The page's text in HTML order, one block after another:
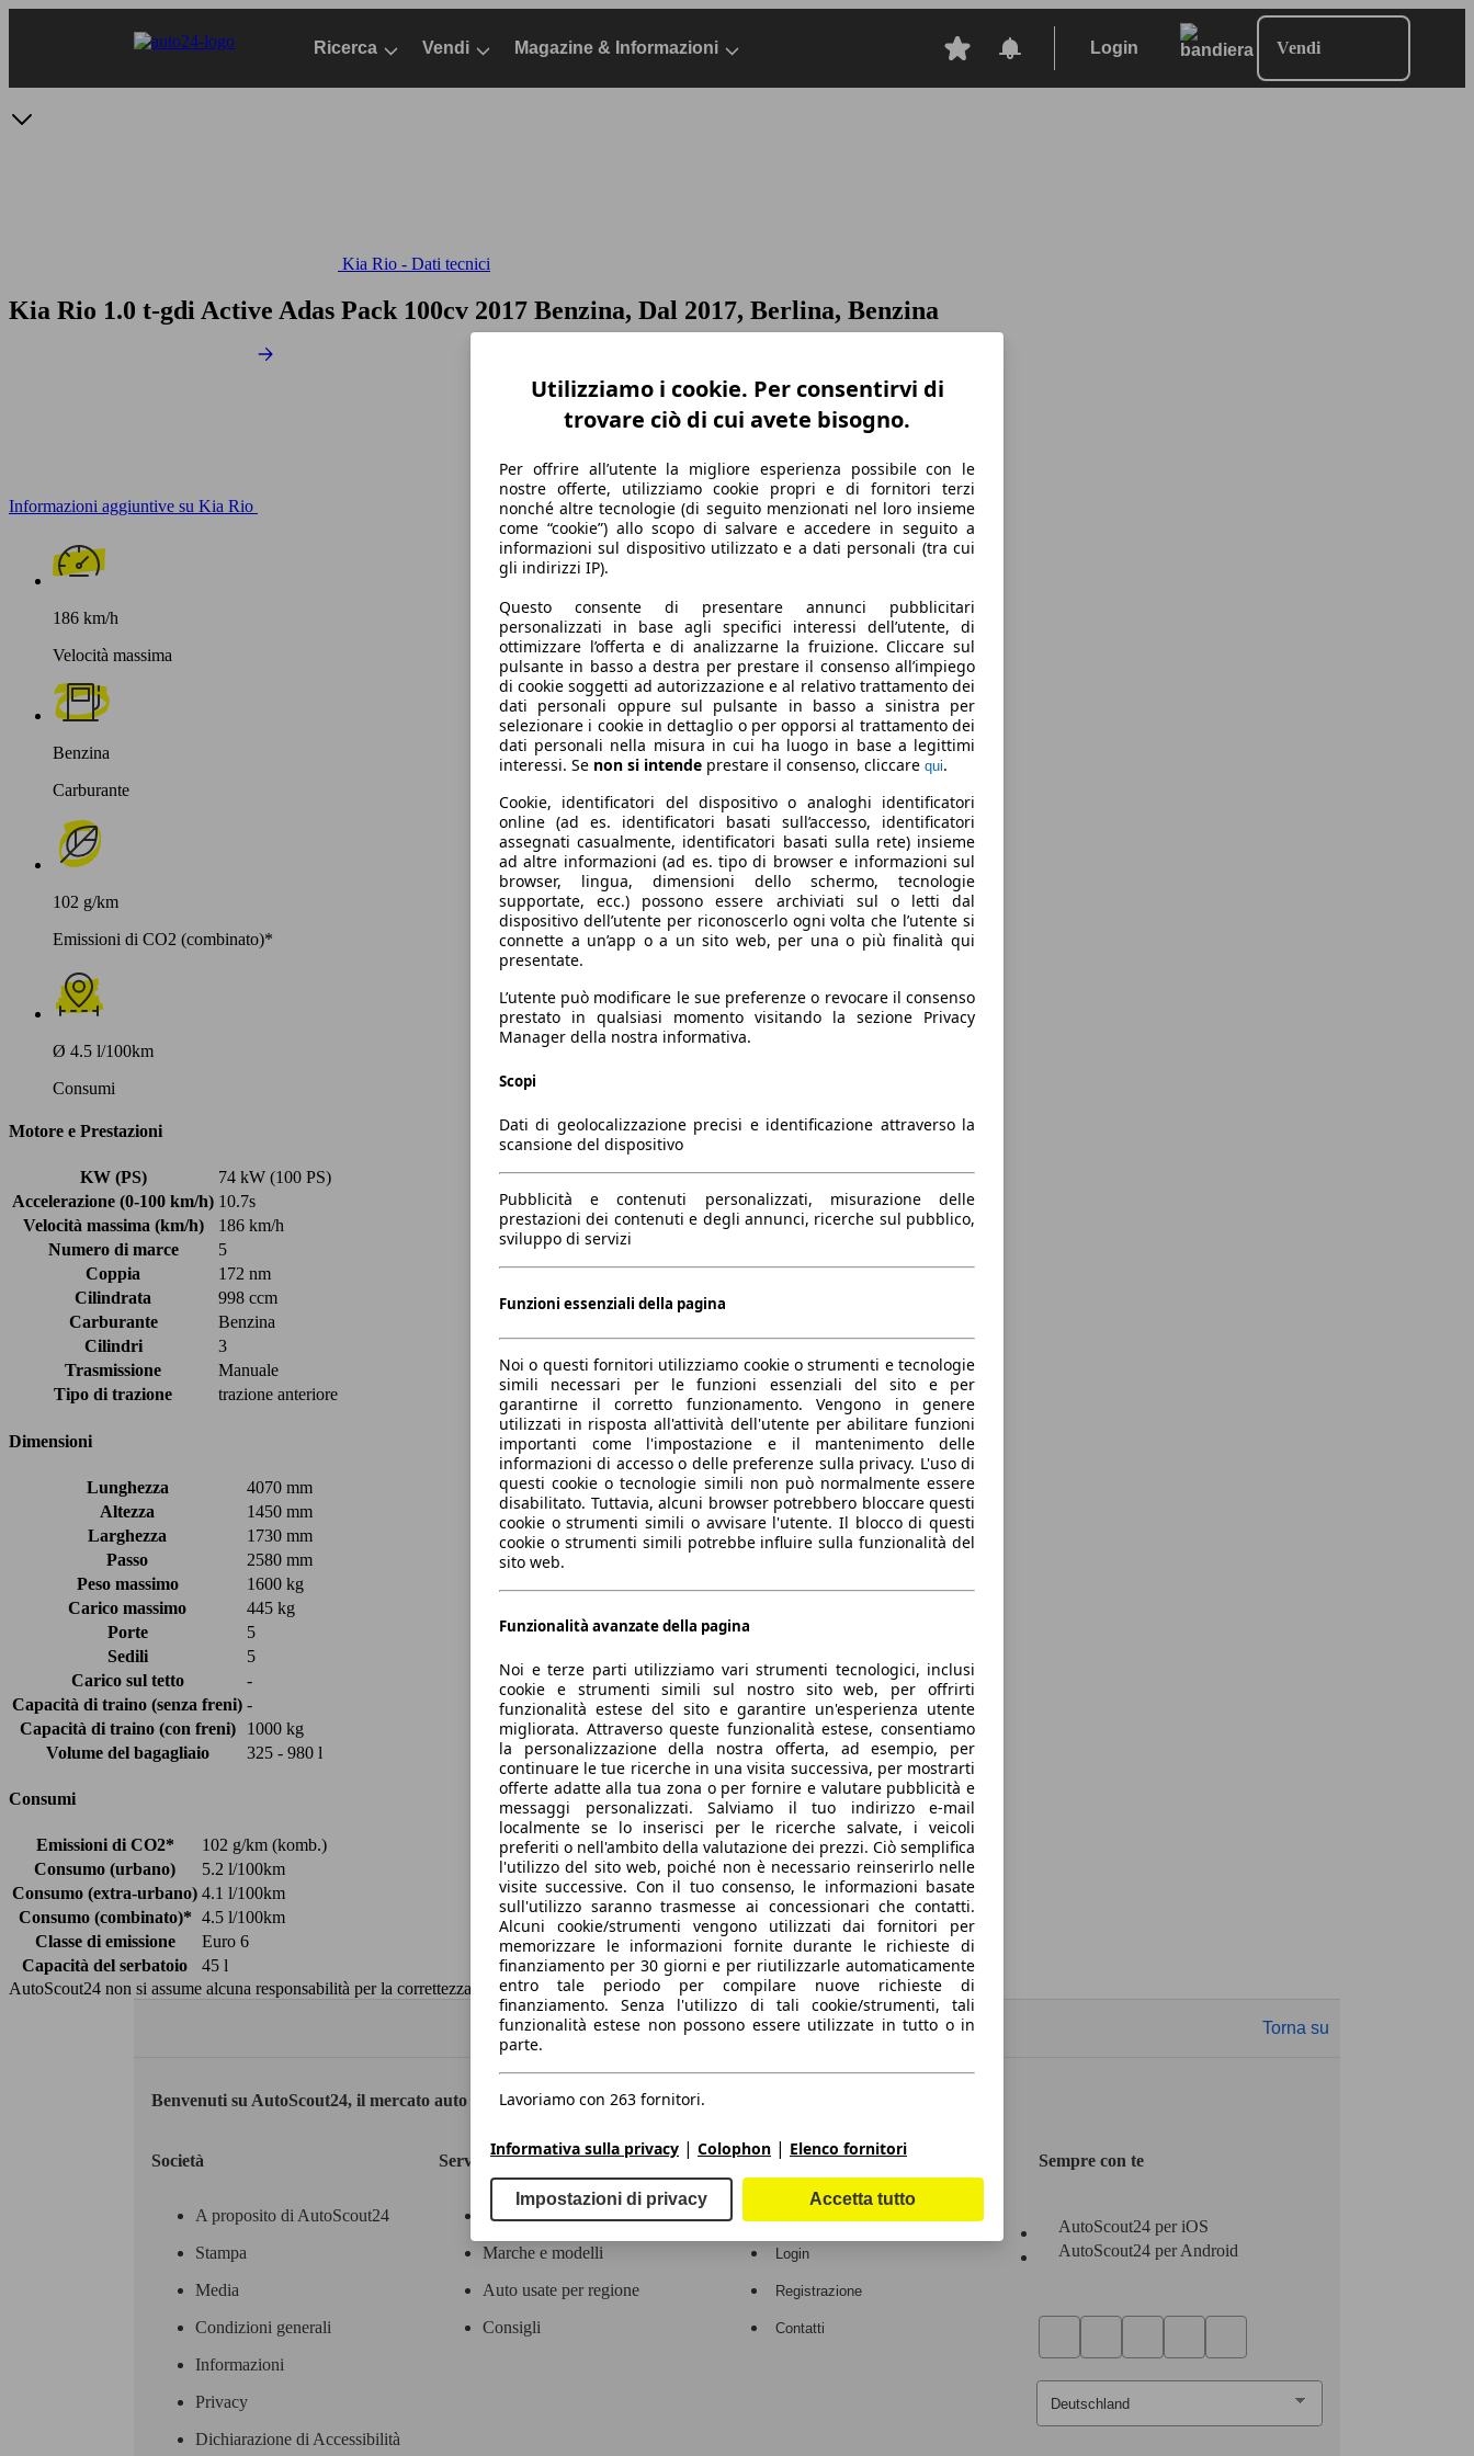
Ricerca Vendi Magazine & Informazioni Login Vendi
Kia Rio - Dati tecnici
Kia Rio 1.0 t-gdi Active Adas Pack 100cv 2017 Benzina, Dal 2017, Berlina, Benzina
Informazioni aggiuntive su Kia Rio
186 km/h
Velocità massima
Benzina
Carburante
102 g/km
Emissioni di CO2 (combinato)*
Ø 4.5 l/100km
Consumi
Motore e Prestazioni
KW (PS)
74 kW (100 PS)
Accelerazione (0-100 km/h) 10.7s
Velocità massima (km/h)
186 km/h
Numero di marce
5
Coppia
172 nm
Cilindrata
998 ccm
Carburante
Benzina
Cilindri
3
Trasmissione
Manuale
Tipo di trazione
trazione anteriore
Dimensioni
Lunghezza
4070 mm
Altezza
1450 mm
Larghezza
1730 mm
Passo
2580 mm
Peso massimo
1600 kg
Carico massimo
445 kg
Porte
5
Sedili
5
Carico sul tetto
-
Capacità di traino (senza freni) -
Capacità di traino (con freni)
1000 kg
Volume del bagagliaio
325 - 980 l
Consumi
Emissioni di CO2*
102 g/km (komb.)
Consumo (urbano)
5.2 l/100km
Consumo (extra-urbano) 4.1 l/100km
Consumo (combinato)* 4.5 l/100km
Classe di emissione
Euro 6
Capacità del serbatoio
45 l
AutoScout24 non si assume alcuna responsabilità per la correttezza dei dati.
Torna su
Benvenuti su AutoScout24, il mercato auto europeo.
Società
A proposito di AutoScout24
Stampa
Media
Condizioni generali
Informazioni
Privacy
Dichiarazione di Accessibilità
Servizi
Contatti
Marche e modelli
Auto usate per regione
Consigli
Area rivenditori
Login
Registrazione
Contatti
Sempre con te
AutoScout24 per iOS
AutoScout24 per Android
Utilizziamo i cookie. Per consentirvi di
trovare ciò di cui avete bisogno.
Per offrire all’utente la migliore esperienza possibile con le
nostre offerte, utilizziamo cookie propri e di fornitori terzi
nonché altre tecnologie (di seguito menzionati nel loro insieme
come “cookie”) allo scopo di salvare e accedere in seguito a
informazioni sul dispositivo utilizzato e a dati personali (tra cui
gli indirizzi IP).
Questo consente di presentare annunci pubblicitari
personalizzati in base agli specifici interessi dell’utente, di
ottimizzare l’offerta e di analizzarne la fruizione. Cliccare sul
pulsante in basso a destra per prestare il consenso all’impiego
di cookie soggetti ad autorizzazione e al relativo trattamento dei
dati personali oppure sul pulsante in basso a sinistra per
selezionare i cookie in dettaglio o per opporsi al trattamento dei
dati personali nella misura in cui ha luogo in base a legittimi
interessi. Se non si intende prestare il consenso, cliccare qui.
Cookie, identificatori del dispositivo o analoghi identificatori
online (ad es. identificatori basati sull’accesso, identificatori
assegnati casualmente, identificatori basati sulla rete) insieme
ad altre informazioni (ad es. tipo di browser e informazioni sul
browser, lingua, dimensioni dello schermo, tecnologie
supportate, ecc.) possono essere archiviati sul o letti dal
dispositivo dell’utente per riconoscerlo ogni volta che l’utente si
connette a un’app o a un sito web, per una o più finalità qui
presentate.
L’utente può modificare le sue preferenze o revocare il consenso
prestato in qualsiasi momento visitando la sezione Privacy
Manager della nostra informativa.
Scopi
Dati di geolocalizzazione precisi e identificazione attraverso la
scansione del dispositivo
Pubblicità e contenuti personalizzati, misurazione delle
prestazioni dei contenuti e degli annunci, ricerche sul pubblico,
sviluppo di servizi
Funzioni essenziali della pagina
Noi o questi fornitori utilizziamo cookie o strumenti e tecnologie
simili necessari per le funzioni essenziali del sito e per
garantirne il corretto funzionamento. Vengono in genere
utilizzati in risposta all'attività dell'utente per abilitare funzioni
importanti come l'impostazione e il mantenimento delle
informazioni di accesso o delle preferenze sulla privacy. L'uso di
questi cookie o tecnologie simili non può normalmente essere
disabilitato. Tuttavia, alcuni browser potrebbero bloccare questi
cookie o strumenti simili o avvisare l'utente. Il blocco di questi
cookie o strumenti simili potrebbe influire sulla funzionalità del
sito web.
Funzionalità avanzate della pagina
Noi e terze parti utilizziamo vari strumenti tecnologici, inclusi
cookie e strumenti simili sul nostro sito web, per offrirti
funzionalità estese del sito e garantire un'esperienza utente
migliorata. Attraverso queste funzionalità estese, consentiamo
la personalizzazione della nostra offerta, ad esempio, per
continuare le tue ricerche in una visita successiva, per mostrarti
offerte adatte alla tua zona o per fornire e valutare pubblicità e
messaggi personalizzati. Salviamo il tuo indirizzo e-mail
localmente se lo inserisci per le ricerche salvate, i veicoli
preferiti o nell'ambito della valutazione dei prezzi. Ciò semplifica
l'utilizzo del sito web, poiché non è necessario reinserirlo nelle
visite successive. Con il tuo consenso, le informazioni basate
sull'utilizzo saranno trasmesse ai concessionari che contatti.
Alcuni cookie/strumenti vengono utilizzati dai fornitori per
memorizzare le informazioni fornite durante le richieste di
finanziamento per 30 giorni e per riutilizzarle automaticamente
entro tale periodo per compilare nuove richieste di
finanziamento. Senza l'utilizzo di tali cookie/strumenti, tali
funzionalità estese non possono essere utilizzate in tutto o in
parte.
Lavoriamo con 263 fornitori.
Informativa sulla privacy | Colophon | Elenco fornitori
Impostazioni di privacy Accetta tutto